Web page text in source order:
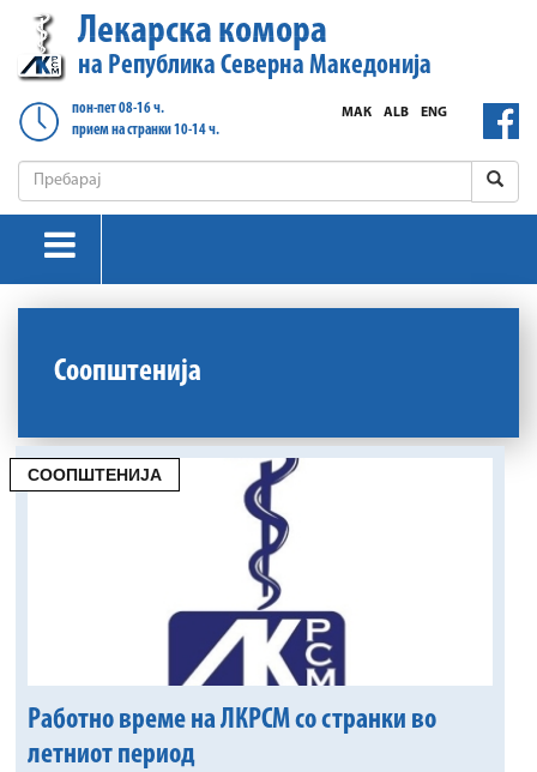
Лекарска комора
на Република Северна Македонија
пон-пет 08-16 ч.
прием на странки 10-14 ч.
ENG
ALB
МАК
Соопштенија
СООПШТЕНИЈА
Работно време на ЛКРСМ со странки во
летниот период